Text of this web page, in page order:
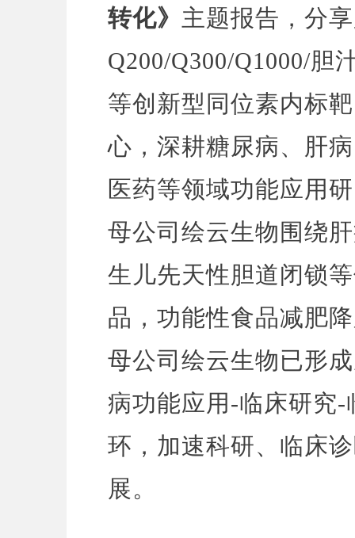
转化》 主题报告，分
Q200/Q300/Q1000/胆
等创新型同位素内标
心，深耕糖尿病、肝
医药等领域功能应用
母公司绘云生物围绕
生儿先天性胆道闭锁
品，功能性食品减肥
母公司绘云生物已形
病功能应用-临床研究
环，加速科研、临床
展。